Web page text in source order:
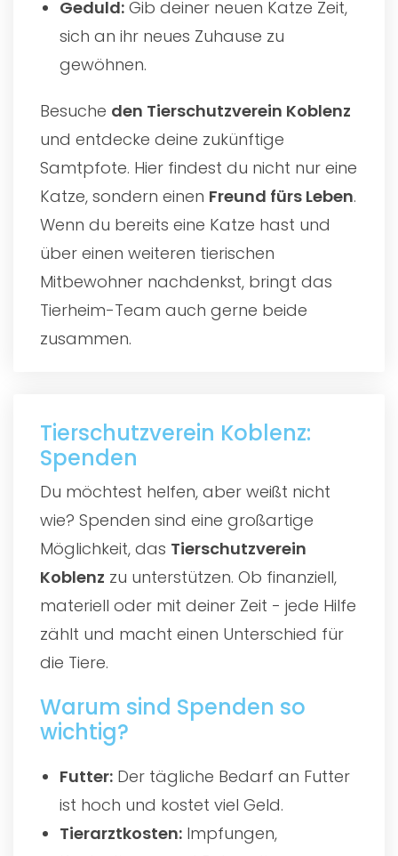
Geduld: Gib deiner neuen Katze Zeit,
sich an ihr neues Zuhause zu
gewöhnen.
Besuche den Tierschutzverein Koblenz
und entdecke deine zukünftige
Samtpfote. Hier findest du nicht nur eine
Katze, sondern einen Freund fürs Leben.
Wenn du bereits eine Katze hast und
über einen weiteren tierischen
Mitbewohner nachdenkst, bringt das
Tierheim-Team auch gerne beide
zusammen.
Tierschutzverein Koblenz:
Spenden
Du möchtest helfen, aber weißt nicht
wie? Spenden sind eine großartige
Möglichkeit, das Tierschutzverein
Koblenz zu unterstützen. Ob finanziell,
materiell oder mit deiner Zeit - jede Hilfe
zählt und macht einen Unterschied für
die Tiere.
Warum sind Spenden so
wichtig?
Futter: Der tägliche Bedarf an Futter
ist hoch und kostet viel Geld.
Tierarztkosten: Impfungen,